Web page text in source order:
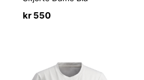
kr 550